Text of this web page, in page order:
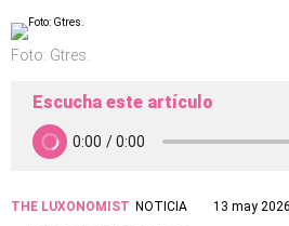
Foto: Gtres.
Escucha este artículo
THE LUXONOMIST NOTICIA
13 may